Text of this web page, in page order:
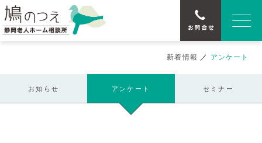
新着情報 ／ アンケート
お知らせ アンケート セミナー